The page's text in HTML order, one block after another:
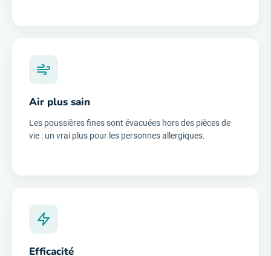
Air plus sain
Les poussières fines sont évacuées hors des pièces de
vie : un vrai plus pour les personnes allergiques.
Efficacité